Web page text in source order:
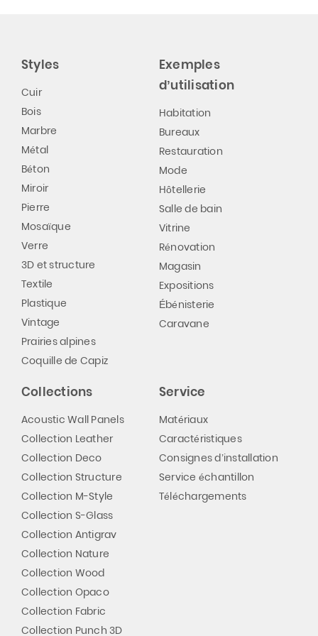
Styles
Cuir
Bois
Marbre
Métal
Béton
Miroir
Pierre
Mosaïque
Verre
3D et structure
Textile
Plastique
Vintage
Prairies alpines
Coquille de Capiz
Exemples
d’utilisation
Habitation
Bureaux
Restauration
Mode
Hôtellerie
Salle de bain
Vitrine
Rénovation
Magasin
Expositions
Ébénisterie
Caravane
Collections
Acoustic Wall Panels
Collection Leather
Collection Deco
Collection Structure
Collection M-Style
Collection S-Glass
Collection Antigrav
Collection Nature
Collection Wood
Collection Opaco
Collection Fabric
Collection Punch 3D
Service
Matériaux
Caractéristiques
Consignes d’installation
Service échantillon
Téléchargements